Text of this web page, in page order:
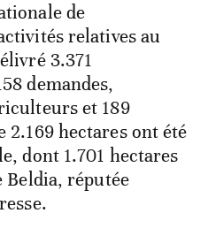
de
relatives au
3.371
demandes,
et 189
2.169 hectares ont été
dont 1.701 hectares
Beldia, réputée